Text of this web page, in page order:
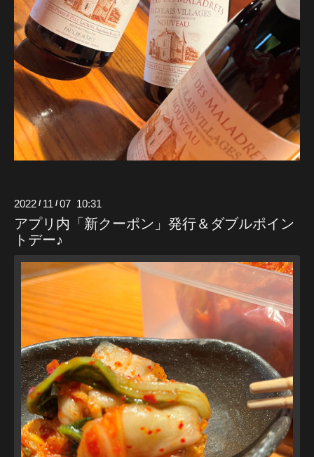
2022 / 11 /07 10:31
アプリ内「新クーポン」発行＆ダブルポイン
トデー♪